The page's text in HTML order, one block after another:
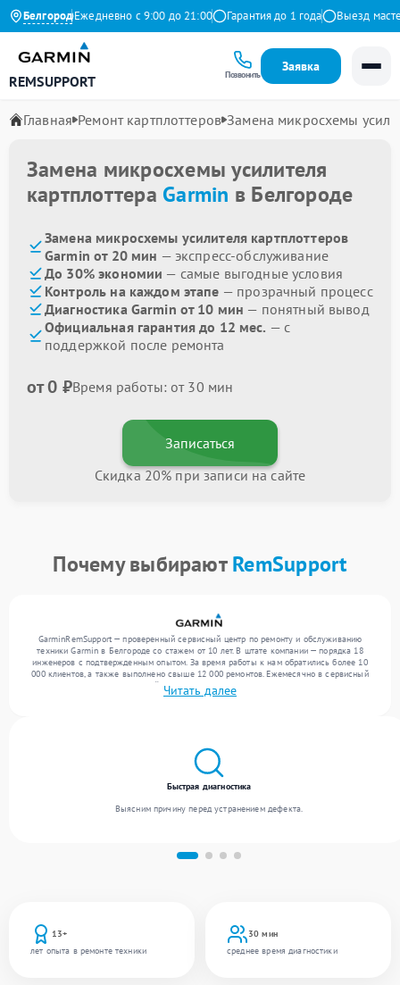
Белгород
Яндекс Ежедневно с 9:00 до 21:00 Гарантия до 1 года Выезд мастера
REMSUPPORT Позвонить
Заявка
Главная Ремонт картплоттеров Замена микросхемы
Замена микросхемы усилителя
картплоттера Garmin в Белгороде
Замена микросхемы усилителя картплоттеров
Garmin от 20 мин — экспресс-обслуживание
До 30% экономии — самые выгодные условия
Контроль на каждом этапе — прозрачный процесс
Диагностика Garmin от 10 мин — понятный вывод
Официальная гарантия до 12 мес. — с
поддержкой после ремонта
от 0 ₽Время работы: от 30 мин
Записаться
Скидка 20% при записи на сайте
Почему выбираютRemSupport
GarminRemSupport — проверенный сервисный центр по ремонту и обслуживанию
техники Garmin в Белгороде со стажем от 10 лет. В штате компании — порядка 18
инженеров с подтвержденным опытом. За время работы к нам обратились более 10
000 клиентов, а также выполнено свыше 12 000 ремонтов. Ежемесячно в сервисный
центр поступает от 300 устройств, включая , , . Мы выполняем ремонт различного
уровня сложности и предлагаем стабильный уровень сервиса благодаря опыту
Читать далее
13+
лет опыта в ремонте техники
30 мин
среднее время диагностики
Быстрая диагностика
Выясним причину перед устранением дефекта.